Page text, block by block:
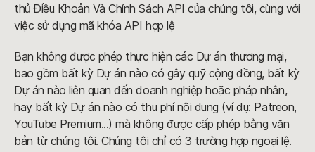
thủ Điều Khoản Và Chính Sách API của chúng tôi, cùng với
việc sử dụng mã khóa API hợp lệ
Bạn không được phép thực hiện các Dự án thương mại,
bao gồm bất kỳ Dự án nào có gây quỹ cộng đồng, bất kỳ
Dự án nào liên quan đến doanh nghiệp hoặc pháp nhân,
hay bất kỳ Dự án nào có thu phí nội dung (ví dụ: Patreon,
YouTube Premium...) mà không được cấp phép bằng văn
bản từ chúng tôi. Chúng tôi chỉ có 3 trường hợp ngoại lệ.